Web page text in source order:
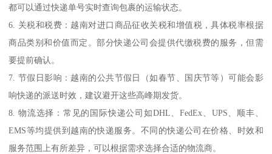
都可以通过快递单号实时查询包裹的运输状态。
6. 关税和税费：越南对进口商品征收关税和增值税，具体税率根据
商品类别和价值而定。部分快递公司会提供代缴税费的服务，但需
要提前确认。
7. 节假日影响：越南的公共节假日（如春节、国庆节等）可能会影
响快递的派送时效，建议避开这些高峰期发货。
8. 物流选择：常见的国际快递公司如DHL、FedEx、UPS、顺丰、
EMS等均提供到越南的快递服务。不同的快递公司在价格、时效和
服务范围上有所差异，可以根据需求选择合适的物流商。